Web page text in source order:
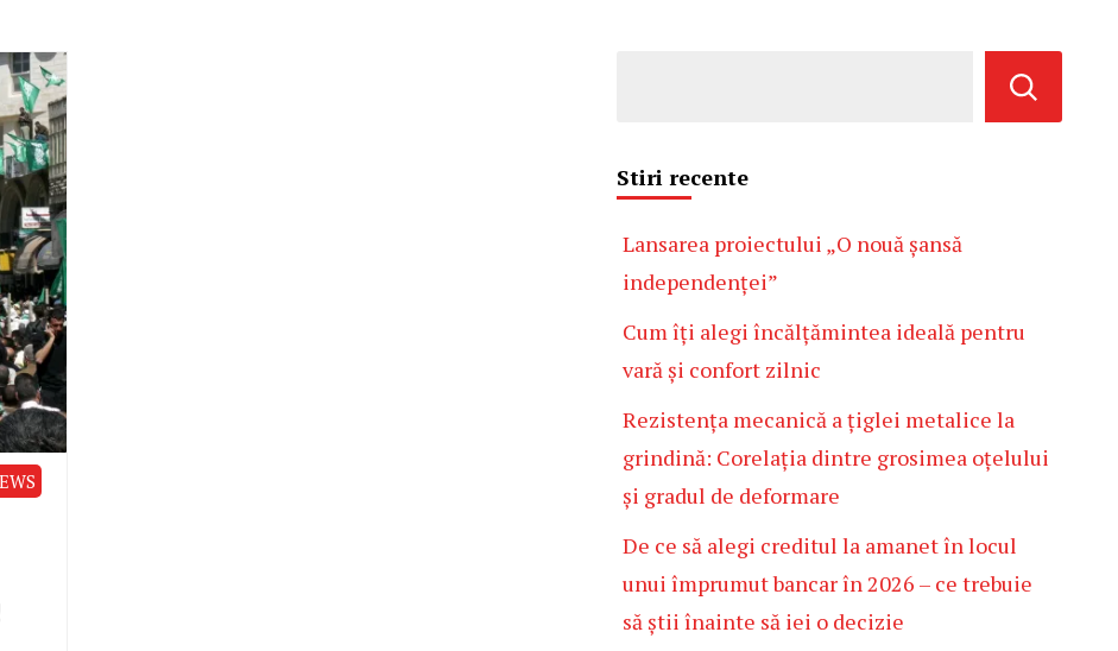
Stiri recente
Lansarea proiectului „O nouă șansă
independenței”
Cum îți alegi încălțămintea ideală pentru
vară și confort zilnic
Rezistența mecanică a țiglei metalice la
grindină: Corelația dintre grosimea oțelului
și gradul de deformare
De ce să alegi creditul la amanet în locul
unui împrumut bancar în 2026 – ce trebuie
să știi înainte să iei o decizie